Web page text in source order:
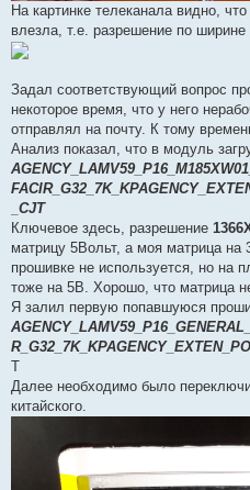
На картинке телеканала видно,
влезла, т.е. разрешение по
Задал соответствующий вопрос
некоторое время, что у него
отправлял на почту. К тому
Анализ показал, что в модуль
_CJT
Ключевое здесь, разрешение
матрицу 5Вольт, а моя матрица на
прошивке не используется, но на
тоже на 5В. Хорошо, что матрица
Я залил первую попавшуюся
T
Далее необходимо было
китайского.